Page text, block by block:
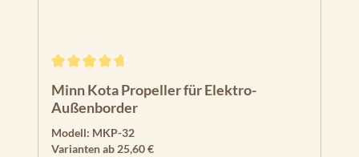
Minn Kota Propeller für Elektro-
Außenborder
Modell: MKP-32
Varianten ab 25,60 €